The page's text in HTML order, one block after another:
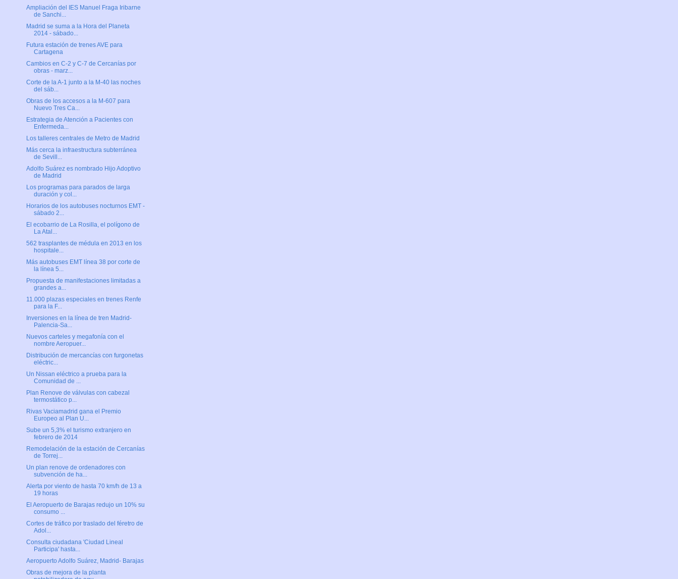
Ampliación del IES Manuel Fraga Iribarne
de Sanchi...
Madrid se suma a la Hora del Planeta
2014 - sábado...
Futura estación de trenes AVE para
Cartagena
Cambios en C-2 y C-7 de Cercanías por
obras - marz...
Corte de la A-1 junto a la M-40 las noches
del sáb...
Obras de los accesos a la M-607 para
Nuevo Tres Ca...
Estrategia de Atención a Pacientes con
Enfermeda...
Los talleres centrales de Metro de Madrid
Más cerca la infraestructura subterránea
de Sevill...
Adolfo Suárez es nombrado Hijo Adoptivo
de Madrid
Los programas para parados de larga
duración y col...
Horarios de los autobuses nocturnos EMT -
sábado 2...
El ecobarrio de La Rosilla, el polígono de
La Atal...
562 trasplantes de médula en 2013 en los
hospitale...
Más autobuses EMT línea 38 por corte de
la línea 5...
Propuesta de manifestaciones limitadas a
grandes a...
11.000 plazas especiales en trenes Renfe
para la F...
Inversiones en la línea de tren Madrid-
Palencia-Sa...
Nuevos carteles y megafonía con el
nombre Aeropuer...
Distribución de mercancías con furgonetas
eléctric...
Un Nissan eléctrico a prueba para la
Comunidad de ...
Plan Renove de válvulas con cabezal
termostático p...
Rivas Vaciamadrid gana el Premio
Europeo al Plan U...
Sube un 5,3% el turismo extranjero en
febrero de 2014
Remodelación de la estación de Cercanías
de Torrej...
Un plan renove de ordenadores con
subvención de ha...
Alerta por viento de hasta 70 km/h de 13 a
19 horas
El Aeropuerto de Barajas redujo un 10% su
consumo ...
Cortes de tráfico por traslado del féretro de
Adol...
Consulta ciudadana 'Ciudad Lineal
Participa' hasta...
Aeropuerto Adolfo Suárez, Madrid- Barajas
Obras de mejora de la planta